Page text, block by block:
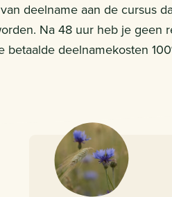
deelname aan de cursus
Na 48 uur heb je geen
betaalde deelnamekosten